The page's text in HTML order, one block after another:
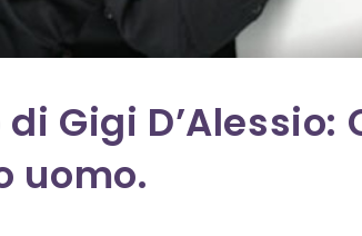
Gigi D’Alessio:
uomo.